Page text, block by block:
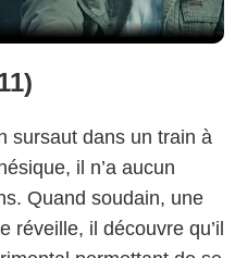
sursaut dans un train à
il n’a aucun
Quand soudain, une
réveille, il découvre qu’il